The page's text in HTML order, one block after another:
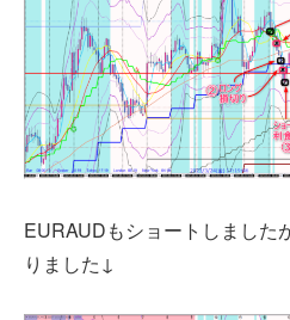
EURAUDもショートしました
りました↓